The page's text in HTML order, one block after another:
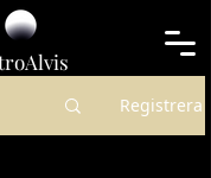
Alvis
Registrera